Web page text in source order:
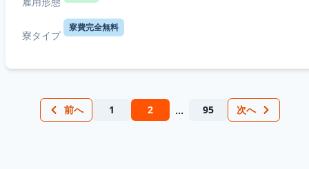
寮タイプ
寮費完全無料
前へ 1 2 ... 95 次へ